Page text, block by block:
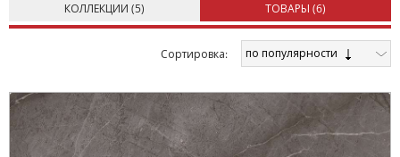
КОЛЛЕКЦИИ (5) ТОВАРЫ (6)
Cортировка: по популярности